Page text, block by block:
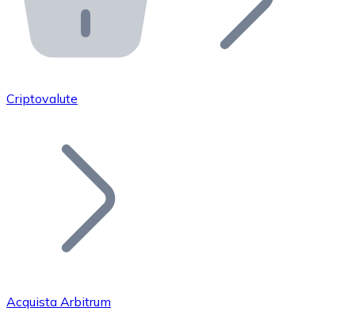
API Bitnovo
Integra la nostra API nel tuo ecosistema.
Unisciti alla nostra rete di rivenditori e
Aggiungi il token del tuo progetto al nostro servizio di
Criptovalute
Acquista Arbitrum